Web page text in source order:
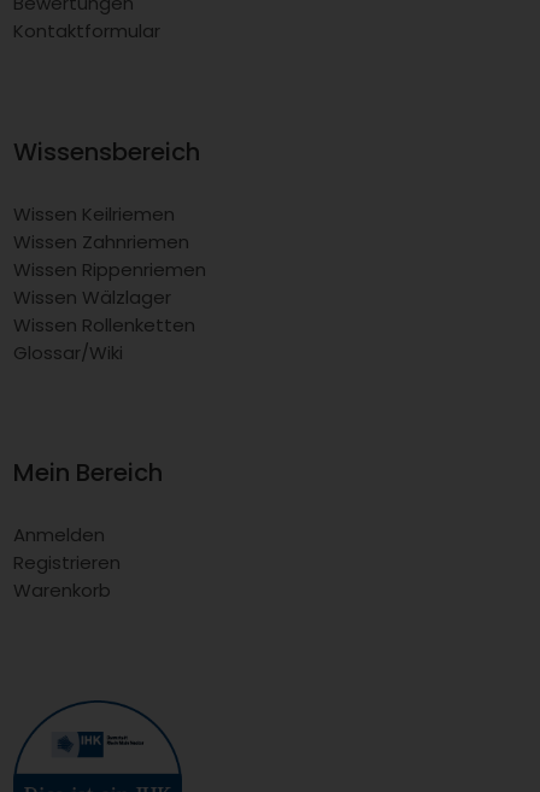
Kontaktformular
Wissensbereich
Wissen Keilriemen
Wissen Zahnriemen
Wissen Rippenriemen
Wissen Wälzlager
Wissen Rollenketten
Glossar/Wiki
Mein Bereich
Anmelden
Registrieren
Warenkorb